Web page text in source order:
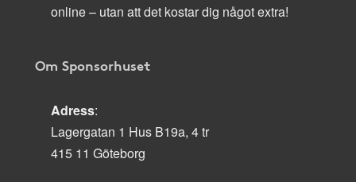
online – utan att det kostar dig något extra!
Om Sponsorhuset
Adress:
Lagergatan 1 Hus B19a, 4 tr
415 11 Göteborg